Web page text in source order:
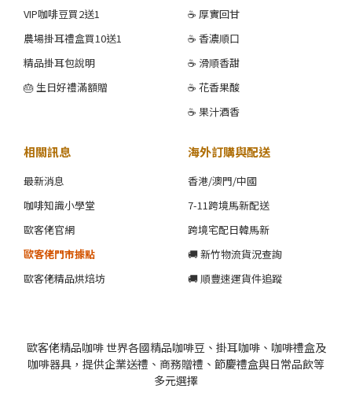
VIP咖啡豆買2送1
農場掛耳禮盒買10送1
精品掛耳包說明
🎂 生日好禮滿額贈
☕ 厚實回甘
☕ 香濃順口
☕ 滑順香甜
☕ 花香果酸
☕ 果汁酒香
相關訊息
最新消息
咖啡知識小學堂
歐客佬官網
歐客佬門市據點
歐客佬精品烘焙坊
海外訂購與配送
香港/澳門/中國
7-11跨境馬新配送
跨境宅配日韓馬新
🚚 新竹物流貨況查詢
🚚 順豐速運貨件追蹤
歐客佬精品咖啡 世界各國精品咖啡豆、掛耳咖啡、咖啡禮盒及
咖啡器具，提供企業送禮、商務贈禮、節慶禮盒與日常品飲等
多元選擇